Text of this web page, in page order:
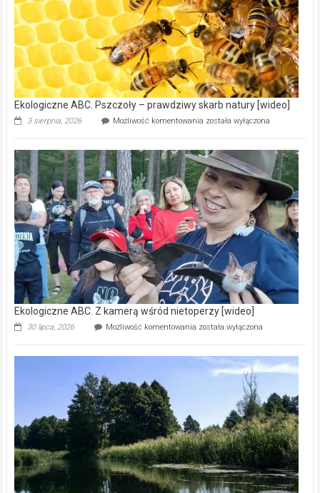
15,6
mln
na
modernizację
oczyszczalni
ścieków
[wideo]
Ekologiczne ABC. Pszczoły – prawdziwy skarb natury [wideo]
3 sierpnia, 2026 Możliwość komentowania Ekologiczne
–
prawdziwy
skarb
natury
[wideo]
została wyłączona
Ekologiczne ABC. Z kamerą wśród nietoperzy [wideo]
30 lipca, 2026 Możliwość komentowania Ekologiczne
kamerą
wśród
została wyłączona